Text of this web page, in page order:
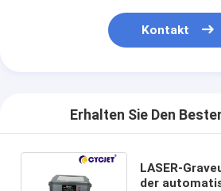
Kontakt
Erhalten Sie Den
LASER-
der